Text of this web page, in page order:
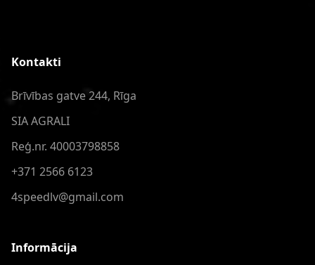
Kontakti
Brīvības gatve 244, Rīga
SIA AGRALI
Reģ.nr. 40003798858
+371 2566 6123
4speedlv@gmail.com
Informācija